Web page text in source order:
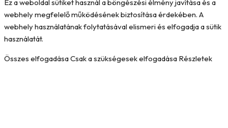
Ez a weboldal sütiket használ a böngészési élmény javítása és a
webhely megfelelő működésének biztosítása érdekében. A
webhely használatának folytatásával elismeri és elfogadja a sütik
használatát.
Összes elfogadásaCsak a szükségesek elfogadása Részletek